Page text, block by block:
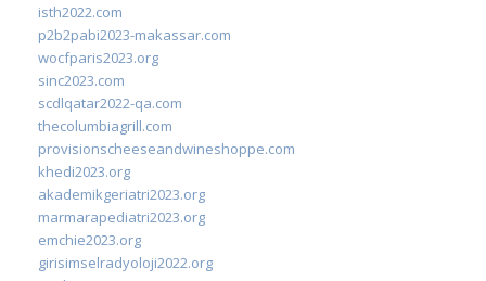
isth2022.com
p2b2pabi2023-makassar.com
wocfparis2023.org
sinc2023.com
scdlqatar2022-qa.com
thecolumbiagrill.com
provisionscheeseandwineshoppe.com
khedi2023.org
akademikgeriatri2023.org
marmarapediatri2023.org
emchie2023.org
girisimselradyoloji2022.org